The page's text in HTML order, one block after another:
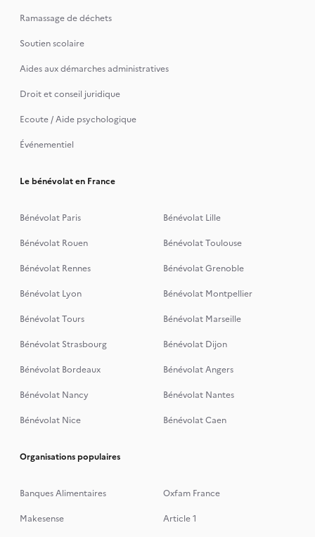
Ramassage de déchets
Soutien scolaire
Aides aux démarches administratives
Droit et conseil juridique
Ecoute / Aide psychologique
Événementiel
Le bénévolat en France
Bénévolat Paris
Bénévolat Lille
Bénévolat Rouen
Bénévolat Toulouse
Bénévolat Rennes
Bénévolat Grenoble
Bénévolat Lyon
Bénévolat Montpellier
Bénévolat Tours
Bénévolat Marseille
Bénévolat Strasbourg
Bénévolat Dijon
Bénévolat Bordeaux
Bénévolat Angers
Bénévolat Nancy
Bénévolat Nantes
Bénévolat Nice
Bénévolat Caen
Organisations populaires
Banques Alimentaires
Oxfam France
Makesense
Article 1